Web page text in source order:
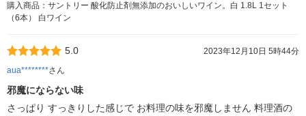
購入商品：サントリー 酸化防止剤無添加のおいしいワイン。白 1.8L 1セット
（6本） 白ワイン
5.0
2023年12月10日 5時44分
aua********さん
邪魔にならない味
さっぱり すっきりした感じで お料理の味を邪魔しません 料理酒の